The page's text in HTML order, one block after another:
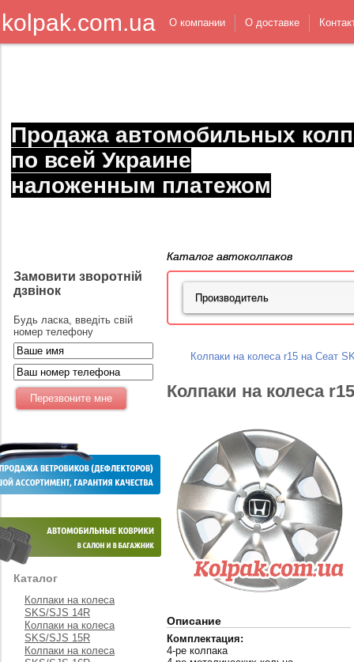
kolpak.com.ua О компании О доставке
Продажа автомобильных
по всей Украине
наложенным платежом
Замовити зворотній
дзвінок
Будь ласка, введіть свій
номер телефону
Каталог
Колпаки на колеса
SKS/SJS 14R
Колпаки на колеса
SKS/SJS 15R
Колпаки на колеса
Каталог автоколпаков
Колпаки на колеса r15 на Сеат
Колпаки на колеса
Описание
Комплектация:
4-ре колпака